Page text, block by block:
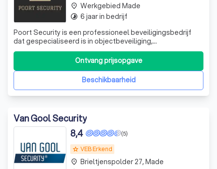
Poort Security is een professioneel beveiligingsbedrijf
dat gespecialiseerd is in objectbeveiliging,
evenementbeveiliging en beveiliging op zorg- en
opvanglocaties. Met een team van gecertificeerde
beveiligers leveren wij betrouwbare en representatieve
Beschikbaarheid
Ontvang prijsopgave
place Werkgebied Made
timelapse 6 jaar in bedrijf
Van Gool Security
grade VEB Erkend
(5)
8,4
place Brieltjenspolder 27, Made